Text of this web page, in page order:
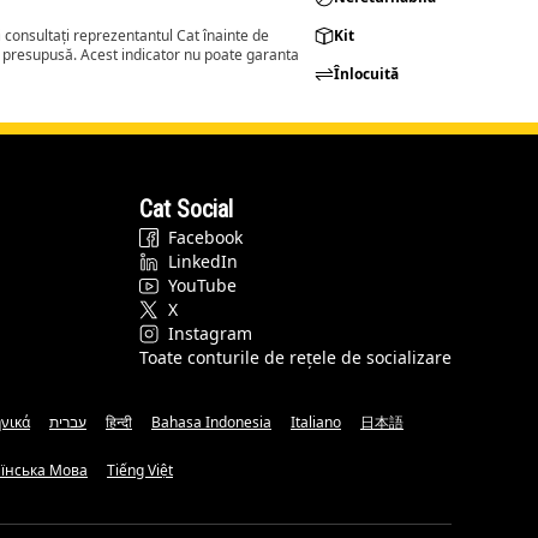
reprezentantul Cat înainte de
Acest indicator nu poate garanta
Kit
Înlocuită
Cat Social
Facebook
LinkedIn
YouTube
X
Instagram
Toate conturile de rețele de socializare
עברית हिन्दी Bahasa Indonesia Italiano 日本語
Мова Tiếng Việt